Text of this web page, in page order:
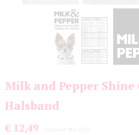
Milk and Pepper Shine
Halsband
€ 12,49 (inclusief btw 21%)